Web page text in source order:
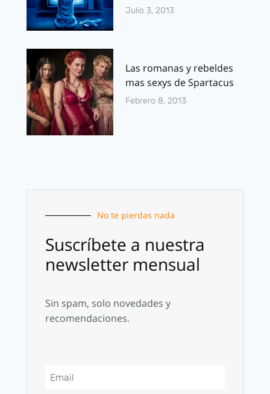
Julio 3, 2013
Las romanas y rebeldes
mas sexys de Spartacus
Febrero 8, 2013
No te pierdas nada
Suscríbete a nuestra
newsletter mensual
Sin spam, solo novedades y
recomendaciones.